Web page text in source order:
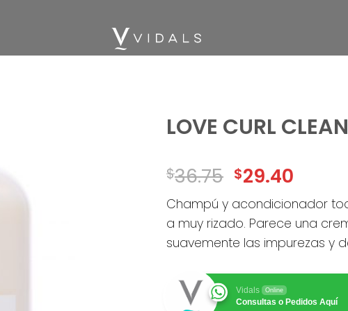
LOVE CURL
$36.75 $29.40
Champú y acondicionador
a muy rizado. Parece una
suavemente las impurezas y
Vidals Online
Consultas o Pedidos Aquí